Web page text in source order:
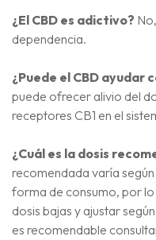
¿El CBD es adictivo?
dependencia.
¿Puede el CBD ayudar
puede ofrecer alivio del
receptores CB1 en el
¿Cuál es la dosis
recomendada varía
forma de consumo, por
dosis bajas y ajustar
es recomendable